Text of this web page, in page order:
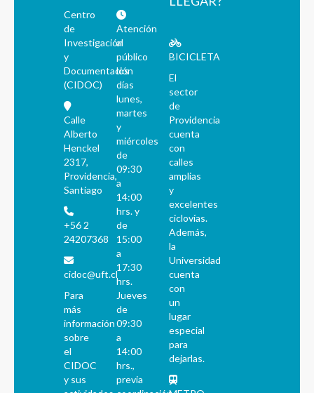
Centro
de
Investigación
y
Documentación
(CIDOC)
Calle
Alberto
Henckel
2317,
Providencia,
Santiago
+56 2
24207368
cidoc@uft.cl
Para
más
información
sobre
el
CIDOC
y sus
Atención
al
público
los
días
lunes,
martes
y
miércoles
de
09:30
a
14:00
hrs. y
de
15:00
a
17:30
hrs.
Jueves
de
09:30
a
14:00
hrs.,
previa
BICICLETA
El
sector
de
Providencia
cuenta
con
calles
amplias
y
excelentes
ciclovías.
Además,
la
Universidad
cuenta
con
un
lugar
especial
para
dejarlas.